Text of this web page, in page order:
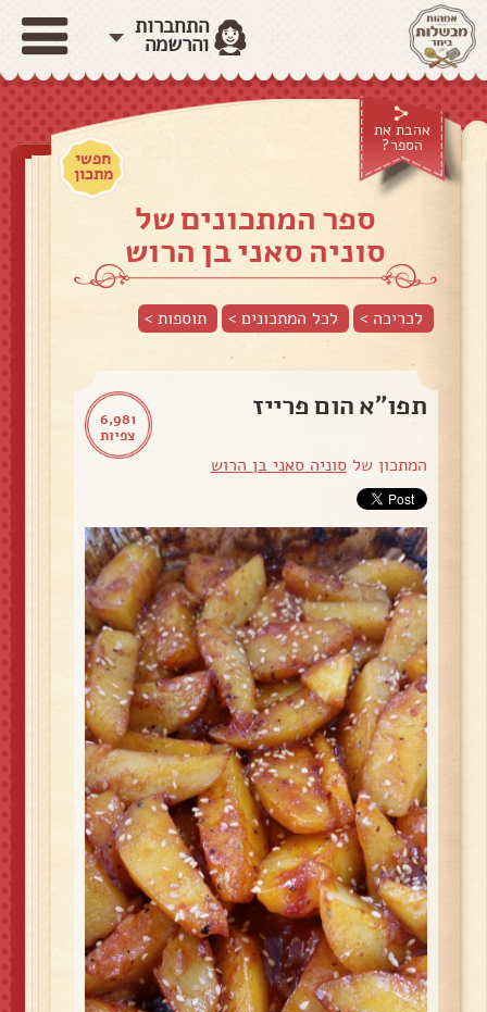
התחברות
והרשמה
אהבת את
הספר?
חפשי
מתכון
ספר המתכונים של
סוניה סאני בן הרוש
לכריכה > לכל המתכונים > תוספות>
6,981
צפיות
תפו"א הום פרייז
המתכון שלסוניה סאני בן הרוש